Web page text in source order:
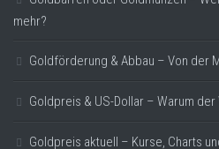
mehr?
Goldförderung & Abbau – Von der
Goldpreis & US-Dollar – Warum
Goldpreis aktuell – Kurse, Charts